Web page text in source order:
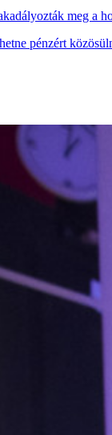
meg a
pénzért